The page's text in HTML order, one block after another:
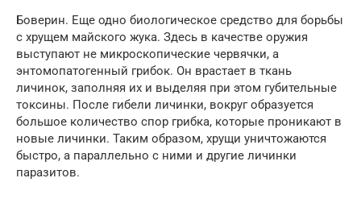
Боверин. Еще одно биологическое средство для борьбы
с хрущем майского жука. Здесь в качестве оружия
выступают не микроскопические червячки, а
энтомопатогенный грибок. Он врастает в ткань
личинок, заполняя их и выделяя при этом губительные
токсины. После гибели личинки, вокруг образуется
большое количество спор грибка, которые проникают в
новые личинки. Таким образом, хрущи уничтожаются
быстро, а параллельно с ними и другие личинки
паразитов.